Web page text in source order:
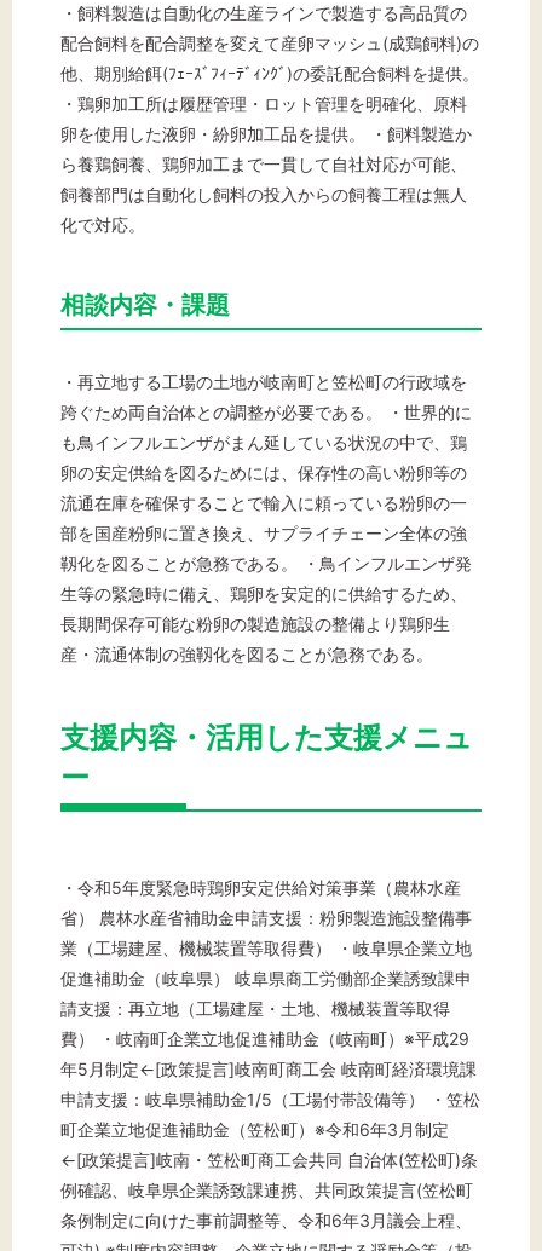
・飼料製造は自動化の生産ラインで製造する高品質の
配合飼料を配合調整を変えて産卵マッシュ(成鶏飼料)の
他、期別給餌(ﾌｪｰｽﾞﾌｨｰﾃﾞｨﾝｸﾞ)の委託配合飼料を提供。
・鶏卵加工所は履歴管理・ロット管理を明確化、原料
卵を使用した液卵・紛卵加工品を提供。 ・飼料製造か
ら養鶏飼養、鶏卵加工まで一貫して自社対応が可能、
飼養部門は自動化し飼料の投入からの飼養工程は無人
化で対応。
相談内容・課題
・再立地する工場の土地が岐南町と笠松町の行政域を
跨ぐため両自治体との調整が必要である。 ・世界的に
も鳥インフルエンザがまん延している状況の中で、鶏
卵の安定供給を図るためには、保存性の高い粉卵等の
流通在庫を確保することで輸入に頼っている粉卵の一
部を国産粉卵に置き換え、サプライチェーン全体の強
靱化を図ることが急務である。 ・鳥インフルエンザ発
生等の緊急時に備え、鶏卵を安定的に供給するため、
長期間保存可能な粉卵の製造施設の整備より鶏卵生
産・流通体制の強靱化を図ることが急務である。
支援内容・活用した支援メニュ
ー
・令和5年度緊急時鶏卵安定供給対策事業（農林水産
省） 農林水産省補助金申請支援：粉卵製造施設整備事
業（工場建屋、機械装置等取得費） ・岐阜県企業立地
促進補助金（岐阜県） 岐阜県商工労働部企業誘致課申
請支援：再立地（工場建屋・土地、機械装置等取得
費） ・岐南町企業立地促進補助金（岐南町）※平成29
年5月制定←[政策提言]岐南町商工会 岐南町経済環境課
申請支援：岐阜県補助金1/5（工場付帯設備等） ・笠松
町企業立地促進補助金（笠松町）※令和6年3月制定
←[政策提言]岐南・笠松町商工会共同 自治体(笠松町)条
例確認、岐阜県企業誘致課連携、共同政策提言(笠松町
条例制定に向けた事前調整等、令和6年3月議会上程、